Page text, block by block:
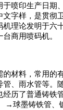
于喷印生产日期
文字样，是贯彻
机理论发明于六
商用喷码机。
的材料，常用的
管、雨水管等。
经历了普通铸铁
→球墨铸铁管、